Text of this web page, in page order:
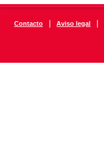
Contacto | Aviso legal |